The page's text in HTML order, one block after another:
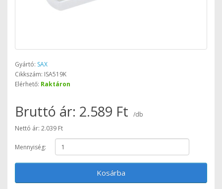
Gyártó: SAX
Cikkszám: ISA519K
Elérhető: Raktáron
Bruttó ár: 2.589 Ft
/db
Nettó ár: 2.039 Ft
Mennyiség:
Kosárba